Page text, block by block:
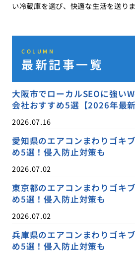
い冷蔵庫を選び、快適な生活を送りま
COLUMN
最新記事一覧
大阪市でローカルSEOに強い
会社おすすめ5選【2026年最新
2026.07.16
愛知県のエアコンまわりゴキ
め5選！侵入防止対策も
2026.07.02
東京都のエアコンまわりゴキ
め5選！侵入防止対策も
2026.07.02
兵庫県のエアコンまわりゴキ
め5選！侵入防止対策も